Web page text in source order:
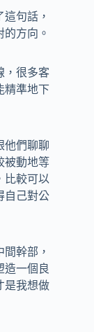
句話，
方向。
，很多客
精準地下
他們聊聊
被動地等
比較可以
自己對公
幹部，
造一個良
是我想做